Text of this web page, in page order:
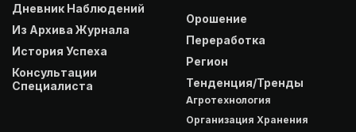
Дневник Наблюдений
Из Архива Журнала
История Успеха
Консультации
Специалиста
Орошение
Переработка
Регион
Тенденция/Тренды
Агротехнология
Организация Хранения